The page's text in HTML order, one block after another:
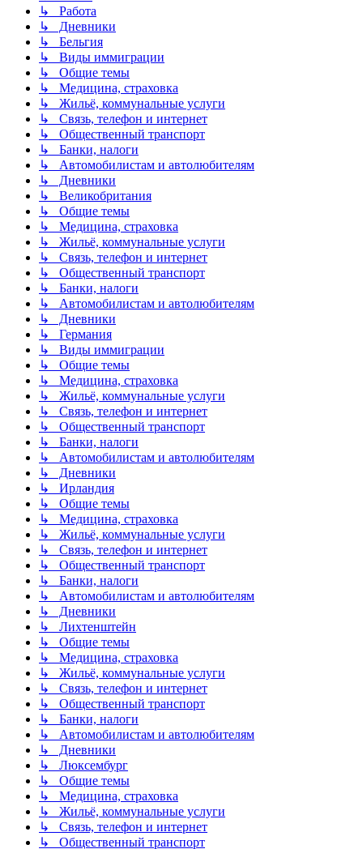
↳ Работа
↳ Дневники
↳ Бельгия
↳ Виды иммиграции
↳ Общие темы
↳ Медицина, страховка
↳ Жильё, коммунальные услуги
↳ Связь, телефон и интернет
↳ Общественный транспорт
↳ Банки, налоги
↳ Автомобилистам и автолюбителям
↳ Дневники
↳ Великобритания
↳ Общие темы
↳ Медицина, страховка
↳ Жильё, коммунальные услуги
↳ Связь, телефон и интернет
↳ Общественный транспорт
↳ Банки, налоги
↳ Автомобилистам и автолюбителям
↳ Дневники
↳ Германия
↳ Виды иммиграции
↳ Общие темы
↳ Медицина, страховка
↳ Жильё, коммунальные услуги
↳ Связь, телефон и интернет
↳ Общественный транспорт
↳ Банки, налоги
↳ Автомобилистам и автолюбителям
↳ Дневники
↳ Ирландия
↳ Общие темы
↳ Медицина, страховка
↳ Жильё, коммунальные услуги
↳ Связь, телефон и интернет
↳ Общественный транспорт
↳ Банки, налоги
↳ Автомобилистам и автолюбителям
↳ Дневники
↳ Лихтенштейн
↳ Общие темы
↳ Медицина, страховка
↳ Жильё, коммунальные услуги
↳ Связь, телефон и интернет
↳ Общественный транспорт
↳ Банки, налоги
↳ Автомобилистам и автолюбителям
↳ Дневники
↳ Люксембург
↳ Общие темы
↳ Медицина, страховка
↳ Жильё, коммунальные услуги
↳ Связь, телефон и интернет
↳ Общественный транспорт